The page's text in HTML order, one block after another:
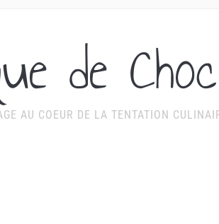
de
AU COEUR DE LA TENTATION